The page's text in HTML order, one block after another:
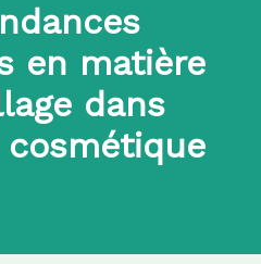
en matière
dans
cosmétique